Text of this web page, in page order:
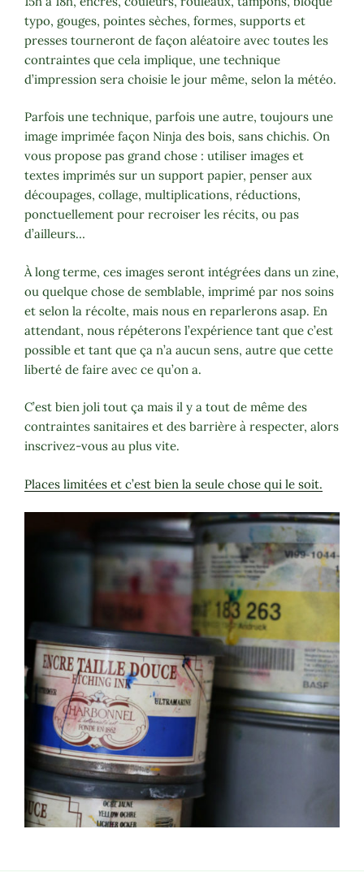
typo, gouges, pointes sèches, formes, supports et
presses tourneront de façon aléatoire avec toutes les
contraintes que cela implique, une technique
d’impression sera choisie le jour même, selon la météo.
Parfois une technique, parfois une autre, toujours une
image imprimée façon Ninja des bois, sans chichis. On
vous propose pas grand chose : utiliser images et
textes imprimés sur un support papier, penser aux
découpages, collage, multiplications, réductions,
ponctuellement pour recroiser les récits, ou pas
d’ailleurs…
À long terme, ces images seront intégrées dans un zine,
ou quelque chose de semblable, imprimé par nos soins
et selon la récolte, mais nous en reparlerons asap. En
attendant, nous répéterons l’expérience tant que c’est
possible et tant que ça n’a aucun sens, autre que cette
liberté de faire avec ce qu’on a.
C’est bien joli tout ça mais il y a tout de même des
contraintes sanitaires et des barrière à respecter, alors
inscrivez-vous au plus vite.
Places limitées et c’est bien la seule chose qui le soit.